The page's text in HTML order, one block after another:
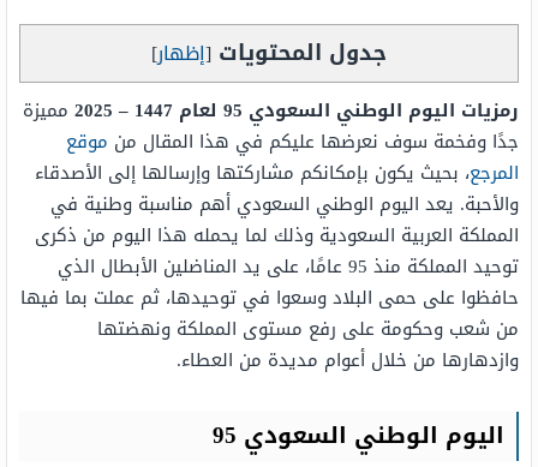
جدول المحتويات [إظهار]
رمزيات اليوم الوطني السعودي 95 لعام 1447 – 2025
مميزة
جدًا وفخمة سوف نعرضها عليكم في هذا المقال من موقع
المرجع، بحيث يكون بإمكانكم مشاركتها وإرسالها إلى الأصدقاء
والأحبة. يعد اليوم الوطني السعودي أهم مناسبة وطنية في
المملكة العربية السعودية وذلك لما يحمله هذا اليوم من ذكرى
توحيد المملكة منذ 95 عامًا، على يد المناضلين الأبطال الذي
حافظوا على حمى البلاد وسعوا في توحيدها، ثم عملت بما فيها
من شعب وحكومة على رفع مستوى المملكة ونهضتها
وازدهارها من خلال أعوام مديدة من العطاء.
اليوم الوطني السعودي 95